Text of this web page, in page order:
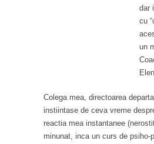
dar
cu
un
Colega mea, directoarea
instiintase de ceva vreme
reactia mea instantanee
minunat, inca un curs de psiho-